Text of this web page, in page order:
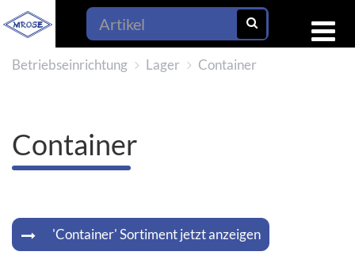
Betriebseinrichtung Lager Container
Container
'Container' Sortiment jetzt anzeigen